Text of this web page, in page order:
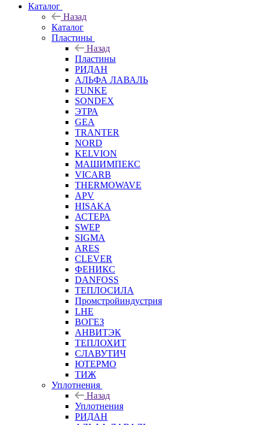
Каталог
Назад
Каталог
Пластины
Назад
Пластины
РИДАН
АЛЬФА ЛАВАЛЬ
FUNKE
SONDEX
ЭТРА
GEA
TRANTER
NORD
KELVION
МАШИМПЕКС
VICARB
THERMOWAVE
APV
HISAKA
АСТЕРА
SWEP
SIGMA
ARES
CLEVER
ФЕНИКС
DANFOSS
ТЕПЛОСИЛА
Промстройиндустрия
LHE
ВОГЕЗ
АНВИТЭК
ТЕПЛОХИТ
СЛАВУТИЧ
ЮТЕРМО
ТИЖ
Уплотнения
Назад
Уплотнения
РИДАН